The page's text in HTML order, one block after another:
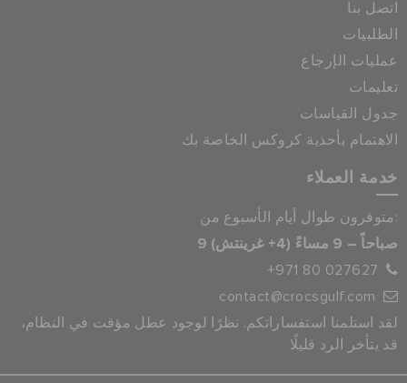
اتصل بنا
الطلبيات
عمليات الإرجاع
تعليمات
جدول القياسات
الاهتمام بأحذية كروكس الخاصة بك
خدمة العملاء
متوفرون طوال أيام الأسبوع من:
9 صباحاً – 9 مساءً (4+ غرينتش)
+971 80 027627
contact@crocsgulf.com
لقد استلمنا استفساراتكم. نظرًا لوجود عطل مؤقت في النظام،
قد يتأخر الرد قليلًا